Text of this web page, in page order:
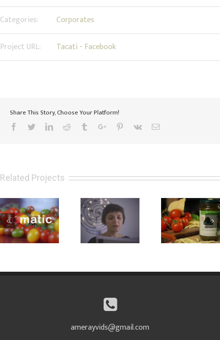
Categories: Corporates
Project URL: Tacatì - Facebook
Share This Story, Choose Your Platform!
Facebook
TwitterLinkedinReddit TumblrGoogle+Pinterest
Vk Email
Related Projects
Tomatic
(Lavatelli)
Kairòs (Book
Trailer)
Pesto
Marabotto
amerayvids@gmail.com